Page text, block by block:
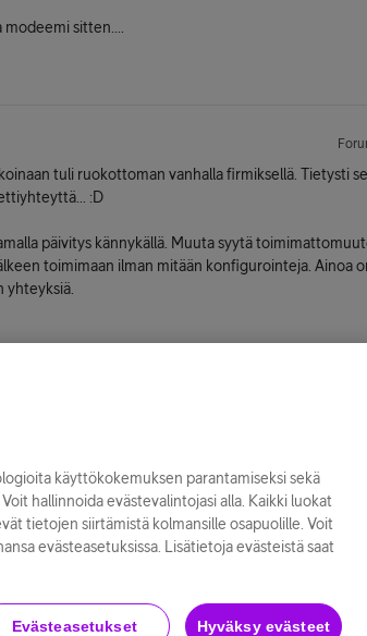
sitten....
tuli ruokottoman vanhalla firmiksellä. Tietysti
:D
päivitys kännykällä. Muuta syytä
toimimaan ilman mitään konfigurointeja. Ainoa
yhteyksiä.
käyttökokemuksen parantamiseksi sekä
hallinnoida evästevalintojasi alla. Kaikki luokat
tietojen siirtämistä kolmansille osapuolille. Voit
evästeasetuksissa. Lisätietoja evästeistä saat
Evästeasetukset Hyväksy evästeet